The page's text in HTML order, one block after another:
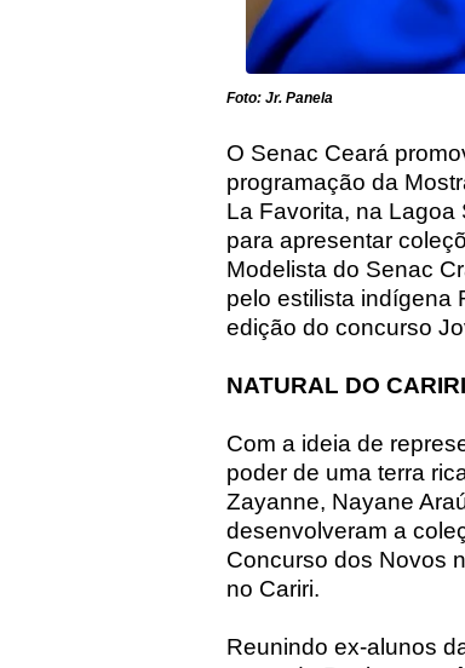
Foto: Jr. Panela
O Senac Ceará
programação da
La Favorita, na
para apresentar
Modelista do Senac
pelo estilista indígena
edição do concurso
NATURAL DO CARIRI
Com a ideia de
poder de uma terra
Zayanne, Nayane
desenvolveram a
Concurso dos Novos
no Cariri.
Reunindo ex-alunos